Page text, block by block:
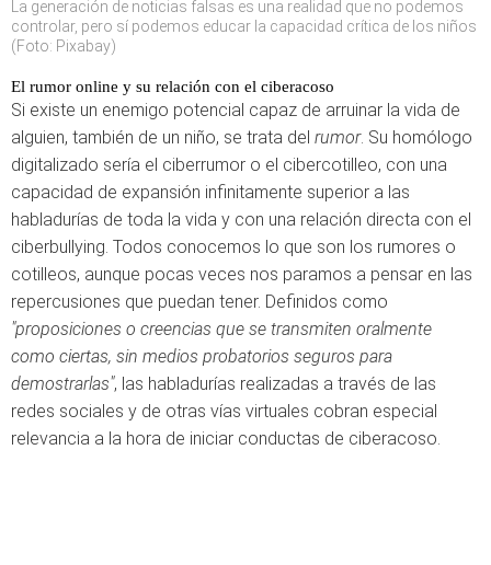
La generación de noticias falsas es una realidad que no podemos
controlar, pero sí podemos educar la capacidad crítica de los niños
(Foto: Pixabay)
El rumor online y su relación con el ciberacoso
Si existe un enemigo potencial capaz de arruinar la vida de
alguien, también de un niño, se trata del rumor. Su homólogo
digitalizado sería el ciberrumor o el cibercotilleo, con una
capacidad de expansión infinitamente superior a las
habladurías de toda la vida y con una relación directa con el
ciberbullying. Todos conocemos lo que son los rumores o
cotilleos, aunque pocas veces nos paramos a pensar en las
repercusiones que puedan tener. Definidos como
"proposiciones o creencias que se transmiten oralmente
como ciertas, sin medios probatorios seguros para
demostrarlas", las habladurías realizadas a través de las
redes sociales y de otras vías virtuales cobran especial
relevancia a la hora de iniciar conductas de ciberacoso.